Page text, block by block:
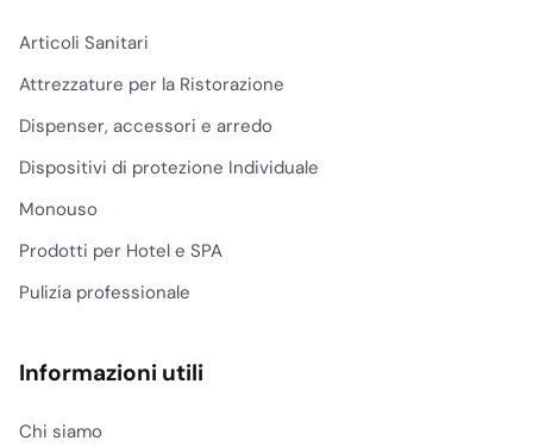
Articoli Sanitari
Attrezzature per la Ristorazione
Dispenser, accessori e arredo
Dispositivi di protezione Individuale
Monouso
Prodotti per Hotel e SPA
Pulizia professionale
Informazioni utili
Chi siamo